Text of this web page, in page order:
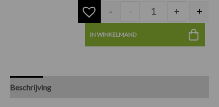
- - + +
IN WINKELMAND
Beschrijving